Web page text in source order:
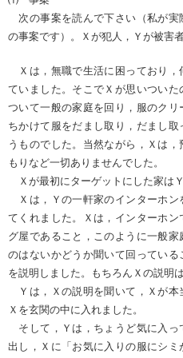
次の事案を読んで下さい（私が
の事案です）。Ｘが犯人，Ｙが被害者
Ｘは，無職で生活に困っており，
ていました。そこでＸが思いつい
ついて一般の家庭を回り，服のク
ちかけて服をだまし取り，だまし
うものでした。当然ながら，Ｘは
もりなど一切ありませんでした。
Ｘが最初にターゲットにした家はＹ
Ｘは，Ｙの一軒家のインターホン
てくれました。Ｘは，インターホ
グ屋であること，このように一般
のはないかどうか聞いて回ってい
を説明しました。もちろんＸの説明は
Ｙは，Ｘの説明を聞いて，Ｘが本
Ｘを玄関の中に入れました。
そして，Ｙは，ちょうど気に入
出し，Ｘに「お気に入りの服にシ